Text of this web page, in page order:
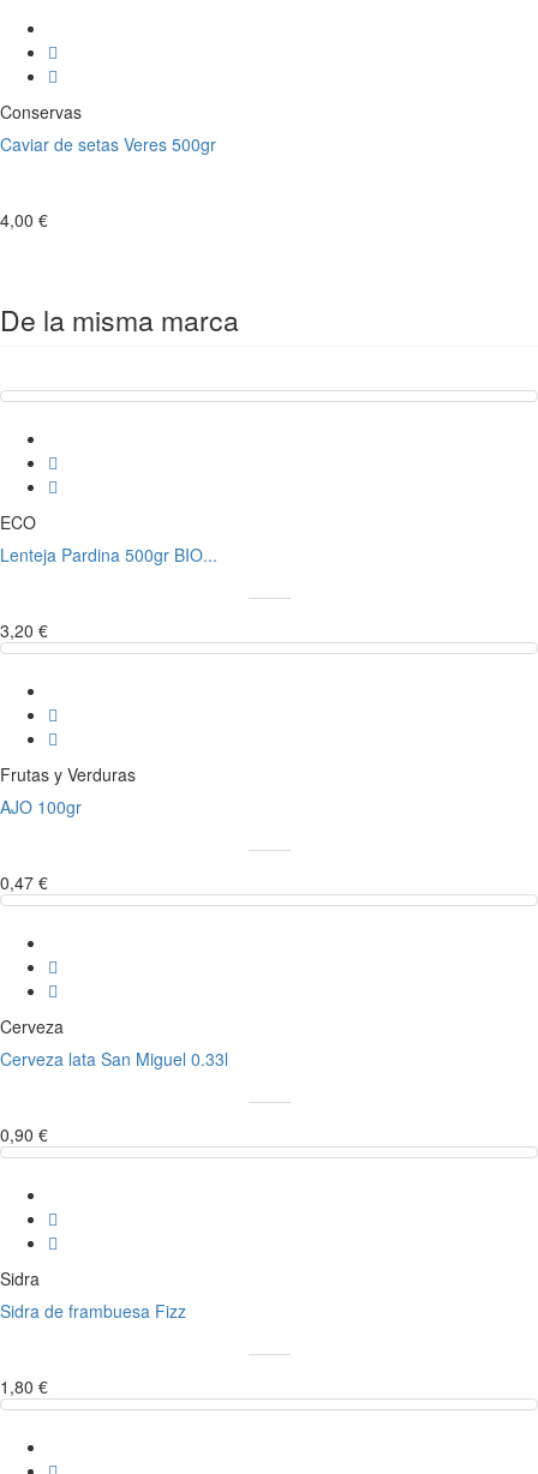
Conservas
Caviar de setas Veres 500gr
4,00 €
De la misma marca
ECO
Lenteja Pardina 500gr BIO...
3,20 €
Frutas y Verduras
AJO 100gr
0,47 €
Cerveza
Cerveza lata San Miguel 0.33l
0,90 €
Sidra
Sidra de frambuesa Fizz
1,80 €